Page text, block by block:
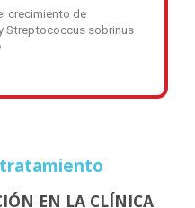
crecimiento de
Streptococcus sobrinus
EN LA CLÍNICA